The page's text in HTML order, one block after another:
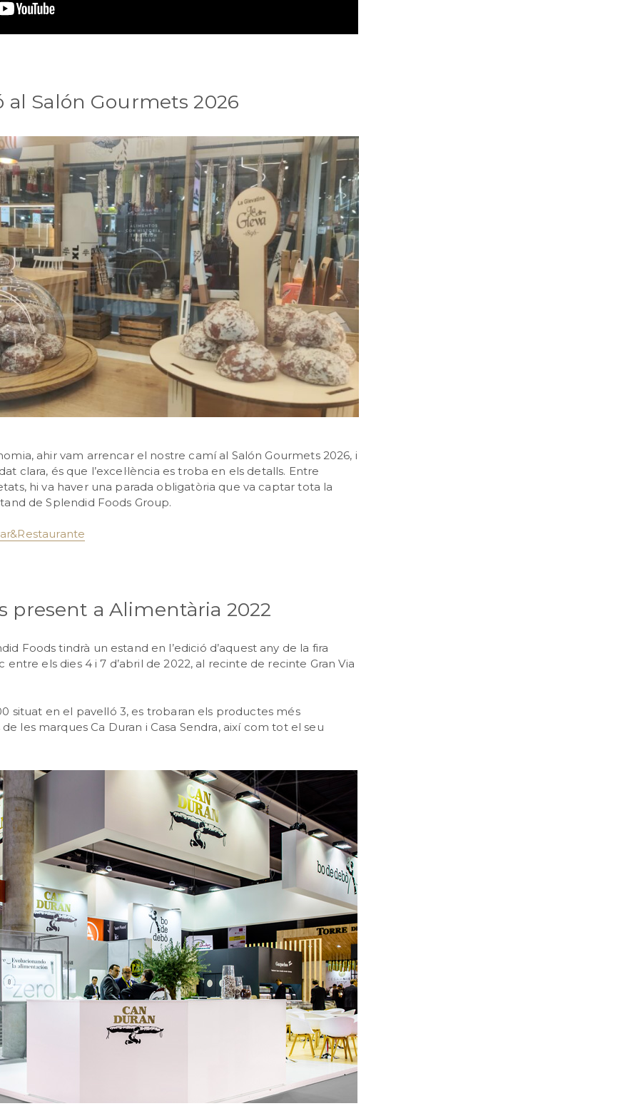
al Salón Gourmets 2026
ahir vam arrencar el nostre camí al Salón Gourmets 2026, i
clara, és que l’excel·lència es troba en els detalls. Entre
hi va haver una parada obligatòria que va captar tota la
de Splendid Foods Group.
present a Alimentària 2022
Foods tindrà un estand en l’edició d’aquest any de la fira
els dies 4 i 7 d’abril de 2022, al recinte de recinte Gran Via
situat en el pavelló 3, es trobaran els productes més
les marques Ca Duran i Casa Sendra, així com tot el seu